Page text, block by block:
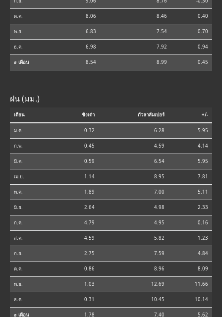
ต.ค. 8.06 8.46 0.40
พ.ย. 6.83 7.54 0.70
ธ.ค. 6.98 7.92 0.94
⌀ เดือน 8.54 8.99 0.45
ฝน (มม.)
เดือน ชิงเต่า กัวลาลัมเปอร์ +/-
ม.ค. 0.32 6.28 5.95
ก.พ. 0.45 4.59 4.14
มี.ค. 0.59 6.54 5.95
เม.ย. 1.14 8.95 7.81
พ.ค. 1.89 7.00 5.11
มิ.ย. 2.64 4.98 2.33
ก.ค. 4.79 4.95 0.16
ส.ค. 4.59 5.82 1.23
ก.ย. 2.75 7.59 4.84
ต.ค. 0.86 8.96 8.09
พ.ย. 1.03 12.69 11.66
ธ.ค. 0.31 10.45 10.14
⌀ เดือน 1.78 7.40 5.62